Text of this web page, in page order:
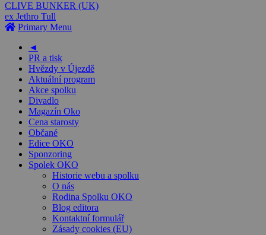
CLIVE BUNKER (UK)
ex Jethro Tull
Primary Menu
◄
PR a tisk
Hvězdy v Újezdě
Aktuální program
Akce spolku
Divadlo
Magazín Oko
Cena starosty
Občané
Edice OKO
Sponzoring
Spolek OKO
Historie webu a spolku
O nás
Rodina Spolku OKO
Blog editora
Kontaktní formulář
Zásady cookies (EU)